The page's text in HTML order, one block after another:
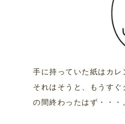
手に持っていた紙はカレ
それはそうと、もうす
の間終わったはず・・・。